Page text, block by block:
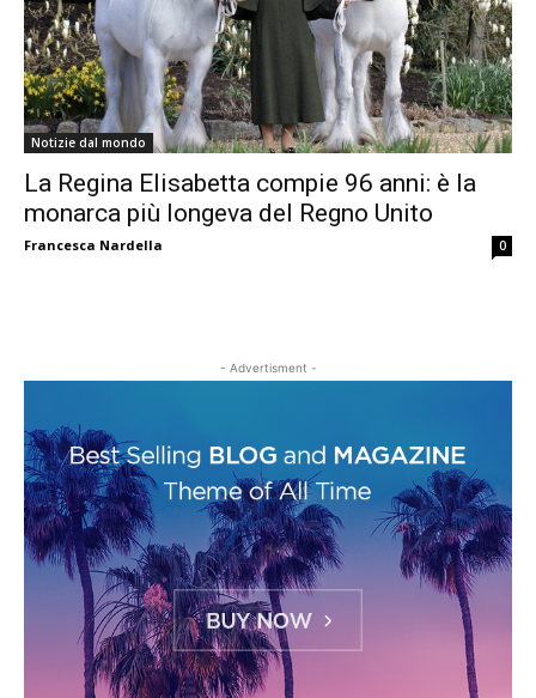
Notizie dal mondo
La Regina Elisabetta compie 96 anni: è la
monarca più longeva del Regno Unito
Francesca Nardella 0
- Advertisment -